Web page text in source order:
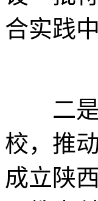
合实践中
二是
校，推
成立陕